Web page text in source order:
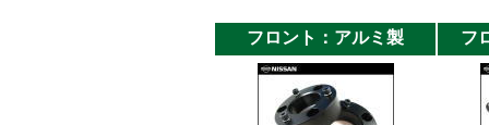
フロント：アルミ製 フ